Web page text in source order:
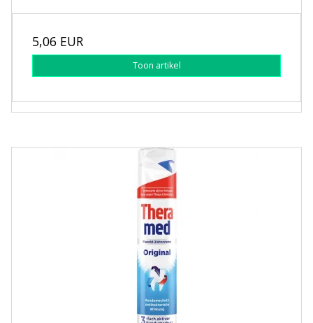
5,06 EUR
Toon artikel